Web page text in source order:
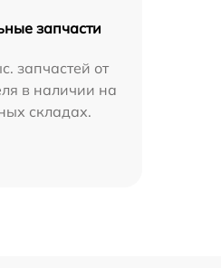
запчасти
запчастей от
в наличии на
складах.